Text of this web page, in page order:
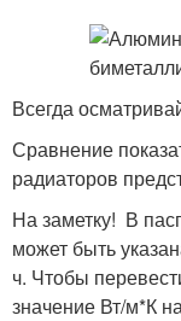
Всегда
Сравнение
радиаторов
На заметку! В
может быть
ч. Чтобы
значение Вт/м*К